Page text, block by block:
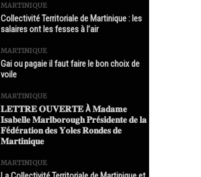
MARTINIQUE
Collectivité Territoriale de Martinique : les
salaires ont les fesses à l’air
MARTINIQUE
Gai ou pagaie il faut faire le bon choix de
voile
MARTINIQUE
𝐋𝐄𝐓𝐓𝐑𝐄 𝐎𝐔𝐕𝐄𝐑𝐓𝐄 À 𝐌𝐚𝐝𝐚𝐦𝐞
𝐈𝐬𝐚𝐛𝐞𝐥𝐥𝐞 𝐌𝐚𝐫𝐥𝐛𝐨𝐫𝐨𝐮𝐠𝐡 𝐏𝐫é𝐬𝐢𝐝𝐞𝐧𝐭𝐞 𝐝𝐞 𝐥𝐚
𝐅é𝐝é𝐫𝐚𝐭𝐢𝐨𝐧 𝐝𝐞𝐬 𝐘𝐨𝐥𝐞𝐬 𝐑𝐨𝐧𝐝𝐞𝐬 𝐝𝐞
𝐌𝐚𝐫𝐭𝐢𝐧𝐢𝐪𝐮𝐞
MARTINIQUE